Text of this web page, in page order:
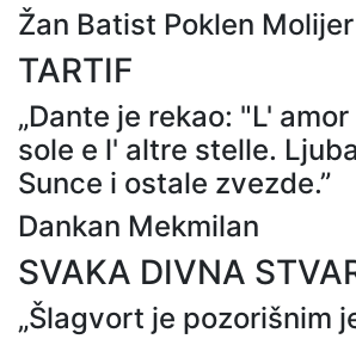
Žan Batist Poklen Molijer
TARTIF
„Dante je rekao: "L'
sole e l' altre stelle.
Sunce i ostale zvezde.”
Dankan Mekmilan
SVAKA DIVNA
„Šlagvort je pozorišnim